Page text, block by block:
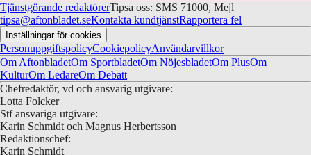
Tjänstgörande redaktörerTipsa oss: SMS 71000, Mejl
tipsa@aftonbladet.seKontakta kundtjänstRapportera fel
Inställningar för cookies
PersonuppgiftspolicyCookiepolicyAnvändarvillkor
Om AftonbladetOm SportbladetOm NöjesbladetOm PlusOm
KulturOm LedareOm Debatt
Chefredaktör, vd och ansvarig utgivare:
Lotta Folcker
Stf ansvariga utgivare:
Karin Schmidt och Magnus Herbertsson
Redaktionschef:
Karin Schmidt